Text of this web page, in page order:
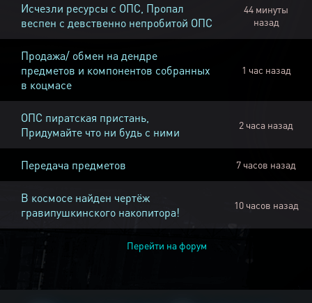
Исчезли ресурсы с ОПС, Пропал
веспен с девственно непробитой ОПС
44 минуты
назад
Продажа/ обмен на дендре
предметов и компонентов собранных
в коцмасе
1 час назад
ОПС пиратская пристань,
Придумайте что ни будь с ними
2 часа назад
Передача предметов 7 часов назад
В космосе найден чертёж
гравипушкинского накопитора!
10 часов назад
Перейти на форум